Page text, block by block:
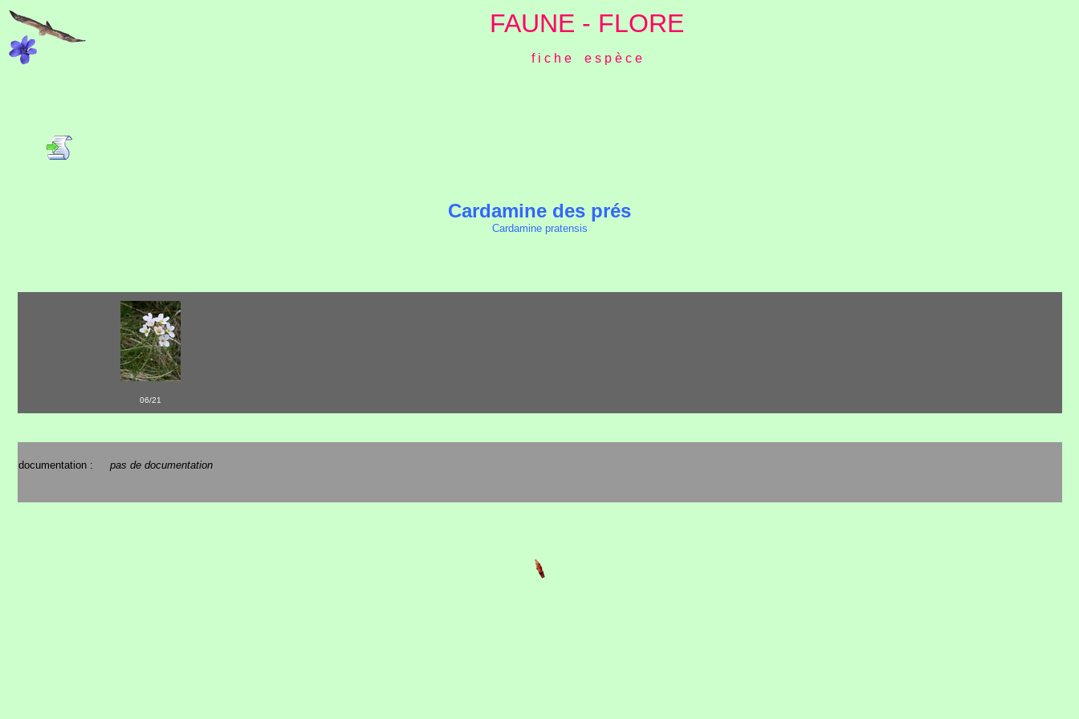
FAUNE - FLORE
f i c h e e s p è c e
Cardamine des prés
Cardamine pratensis
06/21
documentation : pas de documentation